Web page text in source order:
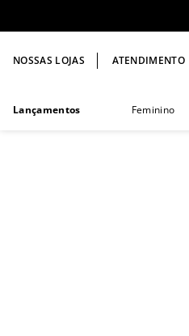
NOSSAS LOJAS ATENDIMENTO
Lançamentos Feminino